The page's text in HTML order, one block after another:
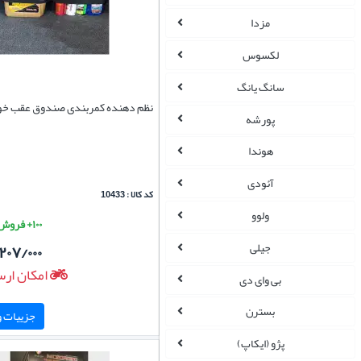
مزدا
لکسوس
سانگ یانگ
پورشه
هوندا
آئودی
ولوو
جیلی
بی وای دی
بسترن
پژو (ایکاپ)
نظم دهنده کمربندی صندوق عقب
کد کالا : 10433
۱۰۰+ فروش موفق
۲۰۷/
امکان